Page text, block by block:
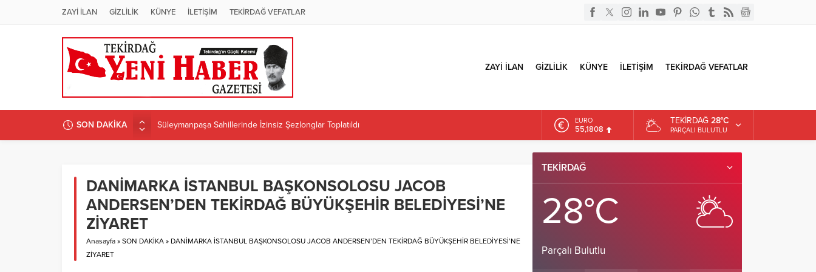
ZAYİ İLAN GİZLİLİK KÜNYE İLETİŞİM TEKİRDAĞ VEFATLAR
ZAYİ İLAN GİZLİLİK KÜNYE İLETİŞİM TEKİRDAĞ VEFATLAR
SON DAKİKA
Süleymanpaşa Sahillerinde İzinsiz Şezlonglar Toplatıldı
ÜNİVERSİTEDE PROGRAM DÜZENLENECEK
CHP Tekirdağ İl Başkanlığı’na Kaplan atandı
CANDAN BAŞKAN MURATLI’DA ÜRETİCİLERE İLK MAZOT KARTLARINI TESLİM ETTİ
EURO
55,1808
ALTIN
DOLAR
TEKIRDAĞ 28°C
PARÇALI BULUTLU
DANİMARKA İSTANBUL BAŞKONSOLOSU JACOB
ANDERSEN’DEN TEKİRDAĞ BÜYÜKŞEHİR BELEDİYESİ’NE
ZİYARET
Anasayfa » SON DAKİKA » DANİMARKA İSTANBUL BAŞKONSOLOSU JACOB ANDERSEN’DEN TEKİRDAĞ BÜYÜKŞEHİR BELEDİYESİ’NE
ZİYARET
TEKIRDAĞ
28°C
Parçalı Bulutlu